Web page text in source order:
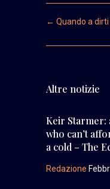
Post navigation
← Quando a
Altre notizie
Keir Starmer:
who can’t
a cold – The
Redazione